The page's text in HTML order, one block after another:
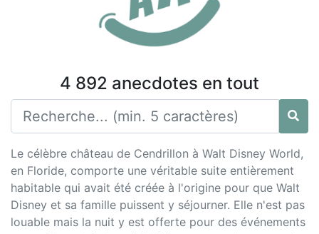
4 892 anecdotes en tout
Le célèbre château de Cendrillon à Walt Disney World,
en Floride, comporte une véritable suite entièrement
habitable qui avait été créée à l'origine pour que Walt
Disney et sa famille puissent y séjourner. Elle n'est pas
louable mais la nuit y est offerte pour des événements